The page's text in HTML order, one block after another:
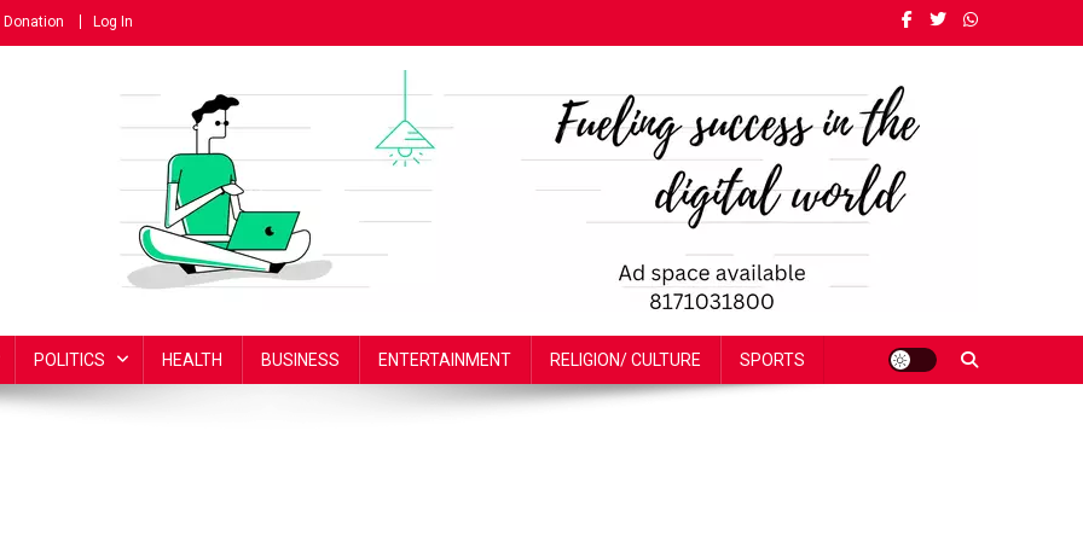
Donation Log In
POLITICS HEALTH BUSINESS ENTERTAINMENT RELIGION/ CULTURE SPORTS